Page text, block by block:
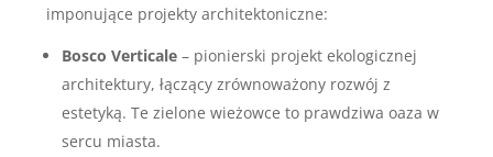
imponujące projekty architektoniczne:
Bosco Verticale – pionierski projekt ekologicznej
architektury, łączący zrównoważony rozwój z
estetyką. Te zielone wieżowce to prawdziwa oaza w
sercu miasta.